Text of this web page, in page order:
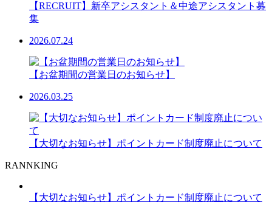
【RECRUIT】新卒アシスタント＆中途アシスタント募
集
2026.07.24
【お盆期間の営業日のお知らせ】
2026.03.25
【大切なお知らせ】ポイントカード制度廃止について
RANNKING
【大切なお知らせ】ポイントカード制度廃止について